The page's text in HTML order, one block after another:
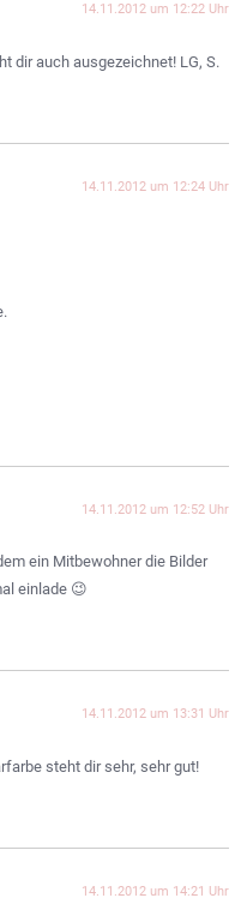
14.11.2012 um 12:22 Uhr
dir auch ausgezeichnet! LG, S.
14.11.2012 um 12:24 Uhr
14.11.2012 um 12:52 Uhr
ein Mitbewohner die Bilder
einlade 😉
14.11.2012 um 13:31 Uhr
steht dir sehr, sehr gut!
14.11.2012 um 14:21 Uhr